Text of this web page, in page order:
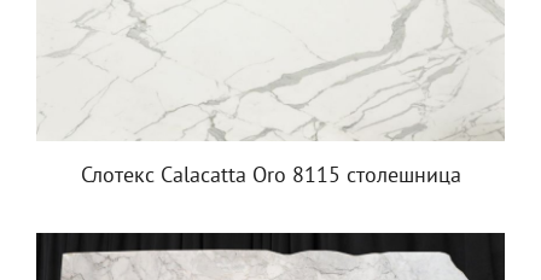
Слотекс Calacatta Oro 8115 столешница